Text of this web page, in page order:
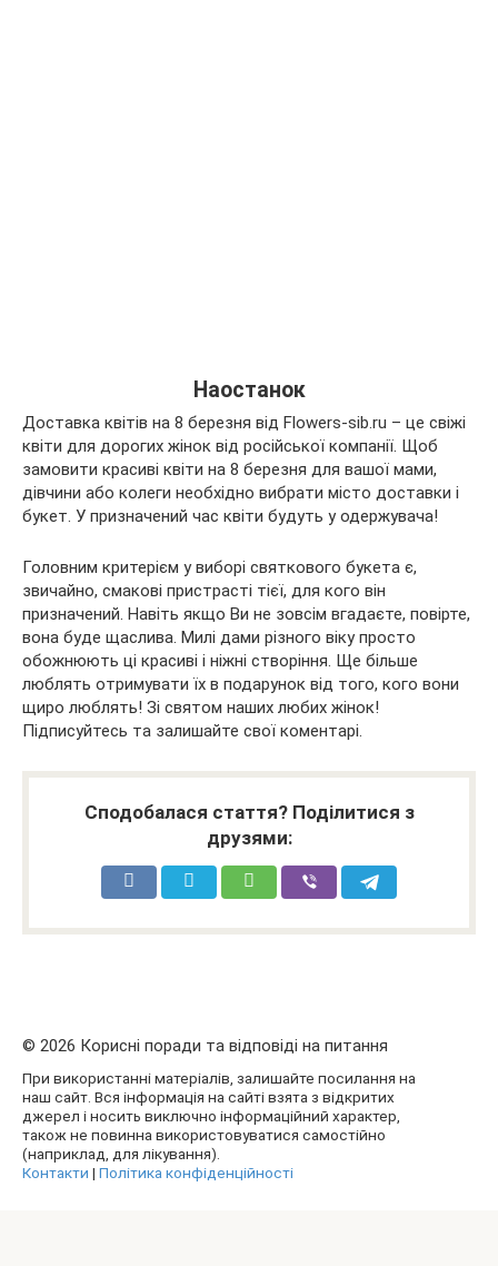
Наостанок
Доставка квітів на 8 березня від Flowers-sib.ru – це свіжі
квіти для дорогих жінок від російської компанії. Щоб
замовити красиві квіти на 8 березня для вашої мами,
дівчини або колеги необхідно вибрати місто доставки і
букет. У призначений час квіти будуть у одержувача!
Головним критерієм у виборі святкового букета є,
звичайно, смакові пристрасті тієї, для кого він
призначений. Навіть якщо Ви не зовсім вгадаєте, повірте,
вона буде щаслива. Милі дами різного віку просто
обожнюють ці красиві і ніжні створіння. Ще більше
люблять отримувати їх в подарунок від того, кого вони
щиро люблять! Зі святом наших любих жінок!
Підписуйтесь та залишайте свої коментарі.
Сподобалася стаття? Поділитися з
друзями:
© 2026 Корисні поради та відповіді на питання
При використанні матеріалів, залишайте посилання на
наш сайт. Вся інформація на сайті взята з відкритих
джерел і носить виключно інформаційний характер,
також не повинна використовуватися самостійно
(наприклад, для лікування).
Контакти | Політика конфіденційності